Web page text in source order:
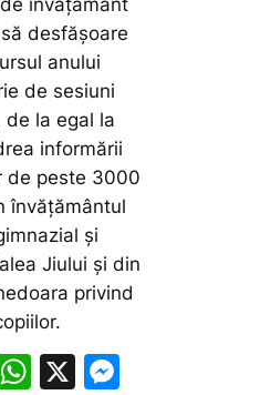
desfășoare
anului
de sesiuni
de la egal la
informării
de peste 3000
învățământul
și
Jiului și din
privind
W X